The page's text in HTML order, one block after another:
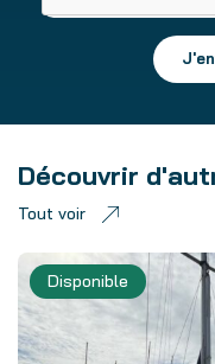
Découvrir
Tout voir
Disponible